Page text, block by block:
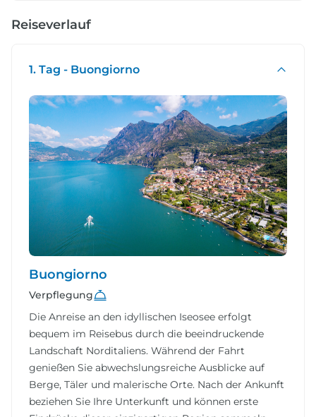
Reiseverlauf
1. Tag - Buongiorno
Buongiorno
Verpflegung
Die Anreise an den idyllischen Iseosee erfolgt
bequem im Reisebus durch die beeindruckende
Landschaft Norditaliens. Während der Fahrt
genießen Sie abwechslungsreiche Ausblicke auf
Berge, Täler und malerische Orte. Nach der Ankunft
beziehen Sie Ihre Unterkunft und können erste